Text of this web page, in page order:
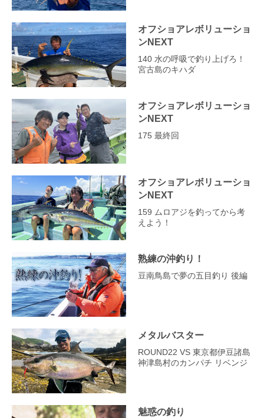
オフショアレボリューショ
ンNEXT
140 水の呼吸で釣り上げろ！
宮古島のキハダ
オフショアレボリューショ
ンNEXT
175 最終回
オフショアレボリューショ
ンNEXT
159 ムロアジを釣ってから考
えよう！
熟練の沖釣り！
豆南鳥島で夢の五目釣り 後編
メタルバスター
ROUND22 VS 東京都伊豆諸島
神津島村のカンパチ リベンジ
魅惑の釣り